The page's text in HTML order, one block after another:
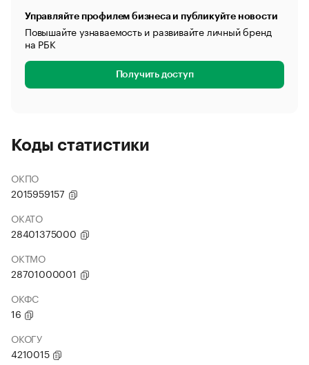
Управляйте профилем бизнеса и публикуйте новости
Повышайте узнаваемость и развивайте личный бренд
на РБК
Получить доступ
Коды статистики
ОКПО
2015959157
ОКАТО
28401375000
ОКТМО
28701000001
ОКФС
16
ОКОГУ
4210015